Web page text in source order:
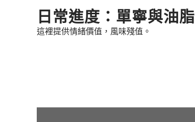
日常進度：單寧與油脂
這裡提供情緒價值，風味殘值。